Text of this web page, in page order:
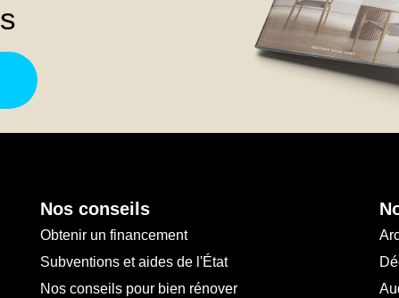
Nos conseils
Obtenir un financement
Subventions et aides de l'État
Nos conseils pour bien rénover